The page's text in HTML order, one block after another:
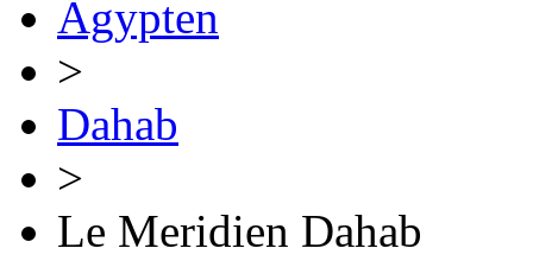
Ägypten
>
Dahab
>
Le Meridien Dahab